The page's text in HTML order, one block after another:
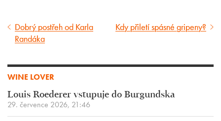
Předcházející
článek
Dobrý postřeh od Karla
Randáka
Následující
Kdy přiletí spásné gripeny?
WINE LOVER
Louis Roederer vstupuje do Burgundska
29. července 2026, 21:46